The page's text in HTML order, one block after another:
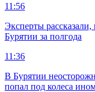
11:56
Эксперты
Бурятии за полгода
11:36
В Бурятии
попал под колеса